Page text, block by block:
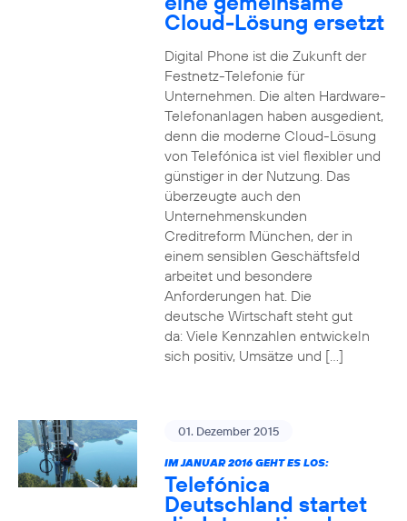
Cloud-Lösung ersetzt
Digital Phone ist die Zukunft der
Festnetz-Telefonie für
Unternehmen. Die alten Hardware-
Telefonanlagen haben ausgedient,
denn die moderne Cloud-Lösung
von Telefónica ist viel flexibler und
günstiger in der Nutzung. Das
überzeugte auch den
Unternehmenskunden
Creditreform München, der in
einem sensiblen Geschäftsfeld
arbeitet und besondere
Anforderungen hat. Die
deutsche Wirtschaft steht gut
da: Viele Kennzahlen entwickeln
sich positiv, Umsätze und […]
01. Dezember 2015
IM JANUAR 2016 GEHT ES LOS:
Telefónica
Deutschland startet